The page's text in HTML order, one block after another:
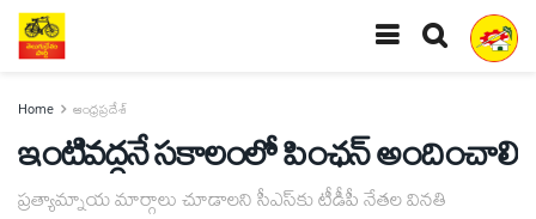
Home ఆంధ్రప్రదేశ్
ఇంటివద్దనే సకాలంలో పింఛన్‌ అందించాలి
ప్రత్యామ్నాయ మార్గాలు చూడాలని సీఎస్‌కు టీడీపీ నేతల వినతి